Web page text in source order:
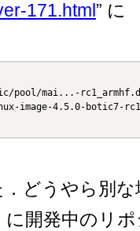
171.html ” に
pool/mai...-
image-4.5.0-botic7-
．どうやら別
開発中のリ